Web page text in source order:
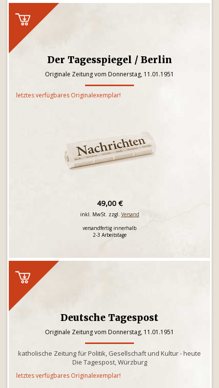
Der Tagesspiegel / Berlin
Originale Zeitung vom Donnerstag, 11.01.1951
letztes verfügbares Originalexemplar!
49,00 €
inkl. MwSt. zzgl. Versand
versandfertig innerhalb
2-3 Arbeitstage
Deutsche Tagespost
Originale Zeitung vom Donnerstag, 11.01.1951
katholische Zeitung für Politik, Gesellschaft und Kultur - heute
Die Tagespost, Würzburg
letztes verfügbares Originalexemplar!